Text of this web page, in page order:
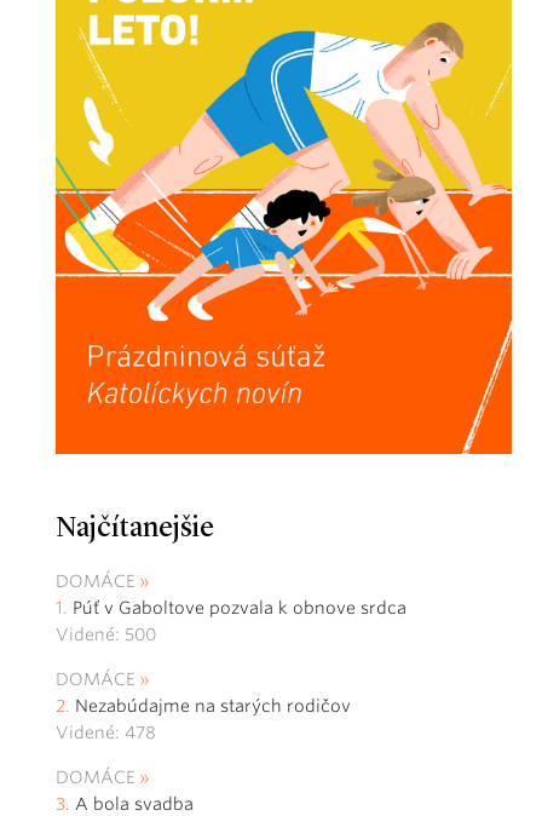
Najčítanejšie
DOMÁCE
Púť v Gaboltove pozvala k obnove srdca
Videné: 500
DOMÁCE
Nezabúdajme na starých rodičov
Videné: 478
DOMÁCE
A bola svadba